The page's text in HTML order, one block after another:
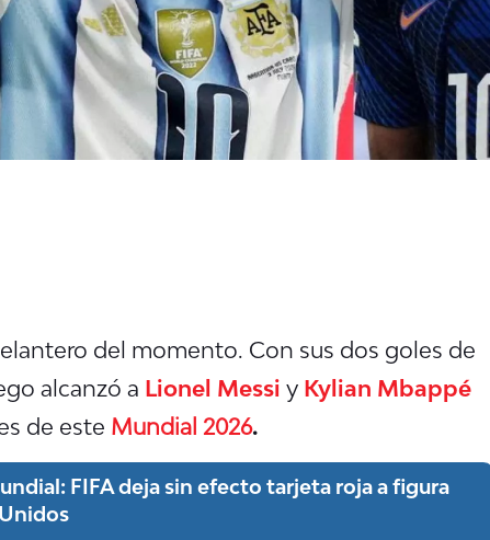
del momento. Con sus dos goles de
alcanzó a Lionel Messi y Kylian Mbappé
de este Mundial 2026.
FIFA deja sin efecto tarjeta roja a figura